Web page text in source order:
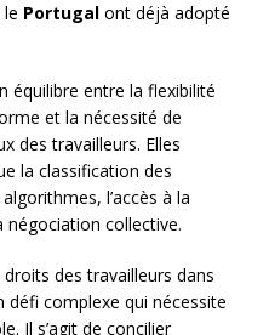
Portugal ont déjà adopté
équilibre entre la flexibilité
et la nécessité de
des travailleurs. Elles
la classification des
l’accès à la
collective.
des travailleurs dans
défi complexe qui nécessite
Il s’agit de concilier